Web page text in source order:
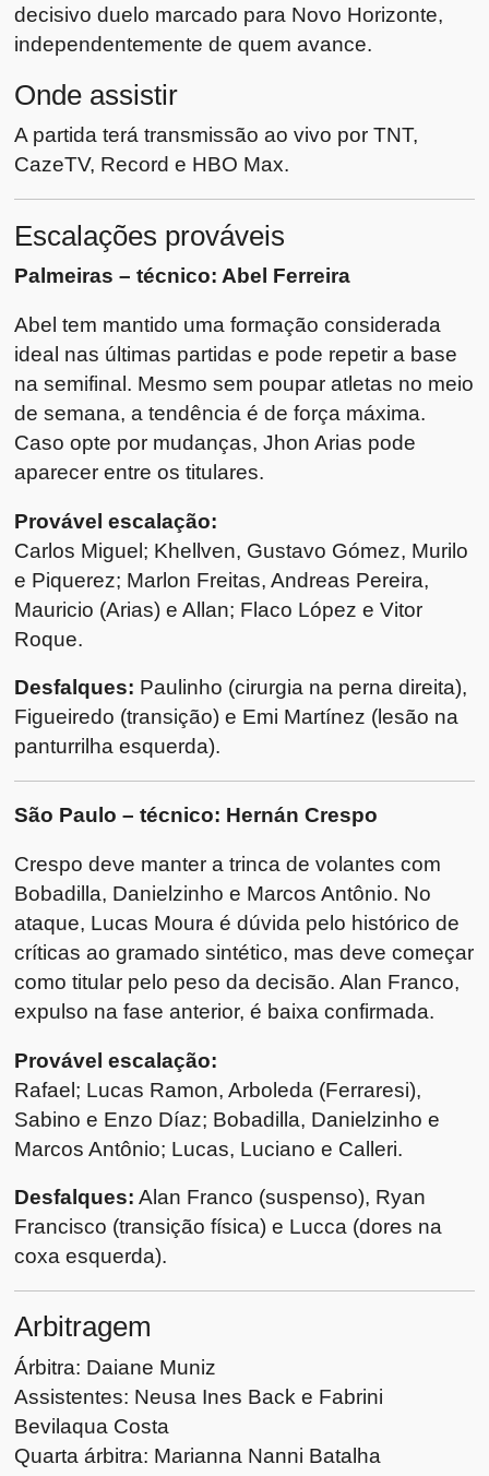
decisivo duelo marcado para Novo Horizonte,
independentemente de quem avance.
Onde assistir
A partida terá transmissão ao vivo por TNT,
CazeTV, Record e HBO Max.
Escalações prováveis
Palmeiras – técnico: Abel Ferreira
Abel tem mantido uma formação considerada
ideal nas últimas partidas e pode repetir a base
na semifinal. Mesmo sem poupar atletas no meio
de semana, a tendência é de força máxima.
Caso opte por mudanças, Jhon Arias pode
aparecer entre os titulares.
Provável escalação:
Carlos Miguel; Khellven, Gustavo Gómez, Murilo
e Piquerez; Marlon Freitas, Andreas Pereira,
Mauricio (Arias) e Allan; Flaco López e Vitor
Roque.
Desfalques: Paulinho (cirurgia na perna direita),
Figueiredo (transição) e Emi Martínez (lesão na
panturrilha esquerda).
São Paulo – técnico: Hernán Crespo
Crespo deve manter a trinca de volantes com
Bobadilla, Danielzinho e Marcos Antônio. No
ataque, Lucas Moura é dúvida pelo histórico de
críticas ao gramado sintético, mas deve começar
como titular pelo peso da decisão. Alan Franco,
expulso na fase anterior, é baixa confirmada.
Provável escalação:
Rafael; Lucas Ramon, Arboleda (Ferraresi),
Sabino e Enzo Díaz; Bobadilla, Danielzinho e
Marcos Antônio; Lucas, Luciano e Calleri.
Desfalques: Alan Franco (suspenso), Ryan
Francisco (transição física) e Lucca (dores na
coxa esquerda).
Arbitragem
Árbitra: Daiane Muniz
Assistentes: Neusa Ines Back e Fabrini
Bevilaqua Costa
Quarta árbitra: Marianna Nanni Batalha